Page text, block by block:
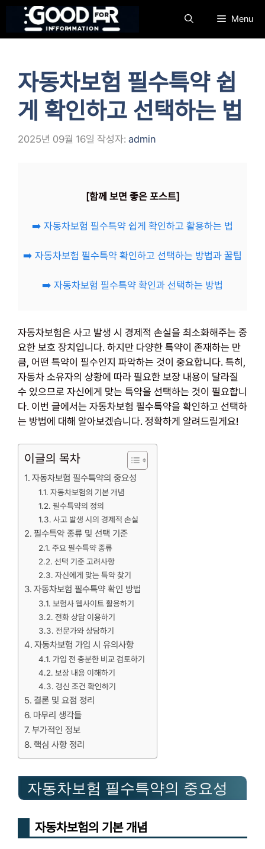
츠
Menu
자동차보험 필수특약 쉽
게 확인하고 선택하는 법
2025년 09월 16일 작성자: admin
[함께 보면 좋은 포스트]
➡️ 자동차보험 필수특약 쉽게 확인하고 활용하는 법
➡️ 자동차보험 필수특약 확인하고 선택하는 방법과 꿀팁
➡️ 자동차보험 필수특약 확인과 선택하는 방법
자동차보험은 사고 발생 시 경제적 손실을 최소화해주는 중
요한 보호 장치입니다. 하지만 다양한 특약이 존재하는 만
큼, 어떤 특약이 필수인지 파악하는 것이 중요합니다. 특히,
자동차 소유자의 상황에 따라 필요한 보장 내용이 달라질
수 있으므로 자신에게 맞는 특약을 선택하는 것이 필요합니
다. 이번 글에서는 자동차보험 필수특약을 확인하고 선택하
는 방법에 대해 알아보겠습니다. 정확하게 알려드릴게요!
이글의 목차
자동차보험 필수특약의 중요성
자동차보험의 기본 개념
필수특약의 정의
사고 발생 시의 경제적 손실
필수특약 종류 및 선택 기준
주요 필수특약 종류
선택 기준 고려사항
자신에게 맞는 특약 찾기
자동차보험 필수특약 확인 방법
보험사 웹사이트 활용하기
전화 상담 이용하기
전문가와 상담하기
자동차보험 가입 시 유의사항
가입 전 충분한 비교 검토하기
보장 내용 이해하기
갱신 조건 확인하기
결론 및 요점 정리
마무리 생각들
부가적인 정보
핵심 사항 정리
자동차보험 필수특약의 중요성
자동차보험의 기본 개념